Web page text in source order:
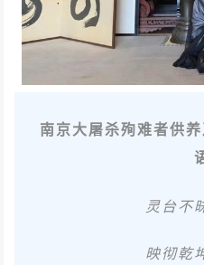
南京大屠杀殉难者供
灵台不
映彻乾